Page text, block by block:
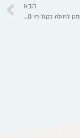
הבא
הרב בנימין פישר יו״ר מגן לחולה בקול חי 04.05.2020